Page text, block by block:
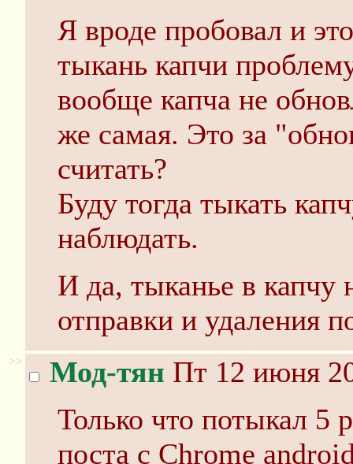
Я вроде пробовал и
тыкань капчи
вообще капча не
же самая. Это за
считать?
Буду тогда тыкать
наблюдать.
И да, тыканье в капчу
отправки и удаления
>> Мод-тян Пт 12 июня
Только что потыкал 5
поста с Chrome